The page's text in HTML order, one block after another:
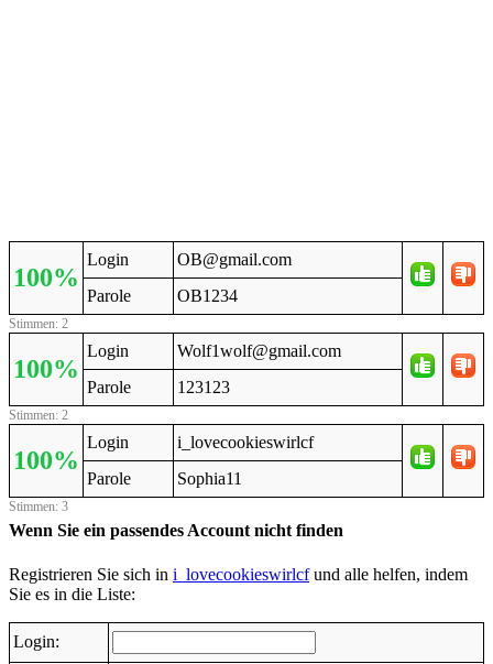
100%
Login
OB@gmail.com
Parole
OB1234
Stimmen: 2
100%
Login
Wolf1wolf@gmail.com
Parole
123123
Stimmen: 2
100%
Login
i_lovecookieswirlcf
Parole
Sophia11
Stimmen: 3
Wenn Sie ein passendes Account nicht finden
Registrieren Sie sich in i_lovecookieswirlcfund alle helfen, indem
Sie es in die Liste:
Login: